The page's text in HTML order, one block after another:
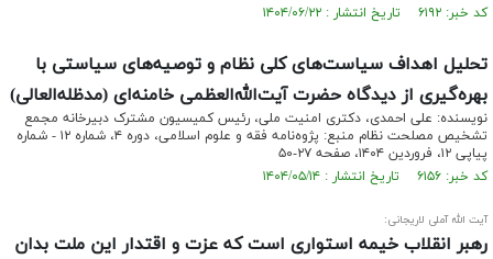
کد خبر: ۶۱۹۲ تاریخ انتشار : ۱۴۰۴/۰۶/۲۲
تحلیل اهداف سیاست‌های کلی نظام و توصیه‌های سیاستی با
بهره‌گیری از دیدگاه حضرت آیت‌الله‌العظمی خامنه‌ای (مدظله‌العالی)
نویسنده: علی احمدی، دکتری امنیت ملی، رئیس کمیسیون مشترک دبیرخانه مجمع
تشخیص مصلحت نظام منبع: پژوه‌نامه فقه و علوم اسلامی، دوره ۴، شماره ۱۲ - شماره
پیاپی ۱۲، فروردین ۱۴۰۴، صفحه ۲۷-۵۰
کد خبر: ۶۱۵۶ تاریخ انتشار : ۱۴۰۴/۰۵/۱۴
آیت الله آملی لاریجانی:
رهبر انقلاب خیمه‌ استواری است که عزت و اقتدار این ملت بدان